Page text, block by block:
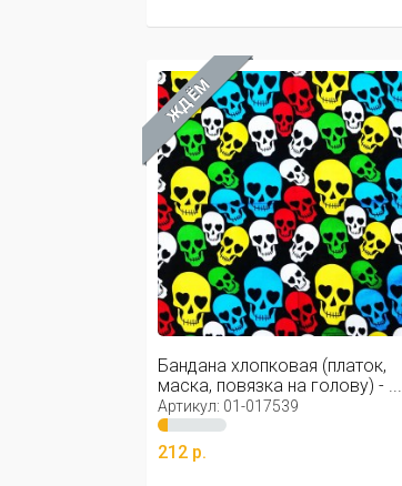
ЖДЁМ
Бандана хлопковая (платок,
маска, повязка на голову) - ...
Артикул: 01-017539
212 р.